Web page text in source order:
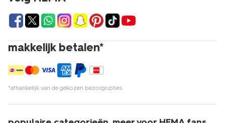
makkelijk betalen*
*afhankelijk van de gekozen bezorgopties